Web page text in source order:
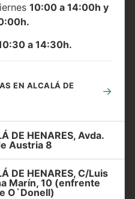
10:00 a 14:00h y
a 14:30h.
EN ALCALÁ DE
→
DE HENARES, Avda.
Austria 8
DE HENARES, C/Luis
Marín, 10 (enfrente
O`Donell)